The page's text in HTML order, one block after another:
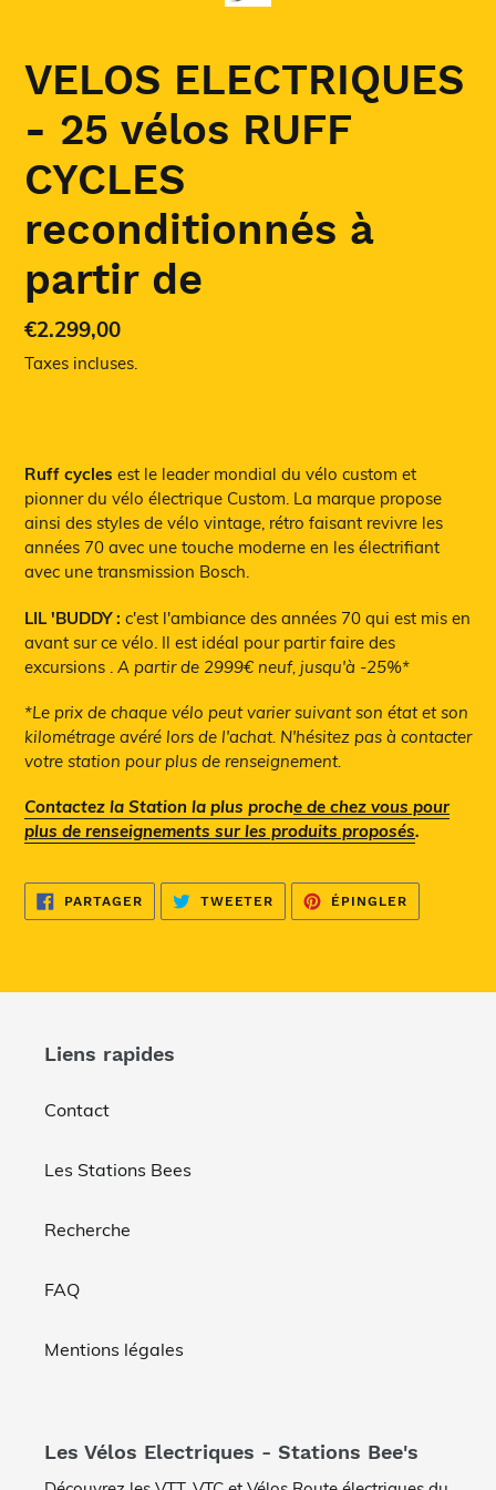
VELOS ELECTRIQUES
- 25 vélos RUFF
CYCLES
reconditionnés à
partir de
Prix
normal
€2.299,00
Taxes incluses.
d'un
produit
à
votre
Ruff cycles est le leader mondial du vélo custom et
pionner du vélo électrique Custom. La marque propose
ainsi des styles de vélo vintage, rétro faisant revivre les
années 70 avec une touche moderne en les électrifiant
avec une transmission Bosch.
LIL 'BUDDY : c'est l'ambiance des années 70 qui est mis en
avant sur ce vélo. Il est idéal pour partir faire des
excursions . A partir de 2999€ neuf, jusqu'à -25%*
*Le prix de chaque vélo peut varier suivant son état et son
kilométrage avéré lors de l'achat. N'hésitez pas à contacter
votre station pour plus de renseignement.
Contactez la Station la plus proche de chez vous pour
plus de renseignements sur les produits proposés.
PARTAGERPARTAGER
FACEBOOK
TWEETER TWEETER
TWITTER
ÉPINGLER
PINTEREST
Liens rapides
Contact
Les Stations Bees
Recherche
FAQ
Mentions légales
Les Vélos Electriques - Stations Bee's